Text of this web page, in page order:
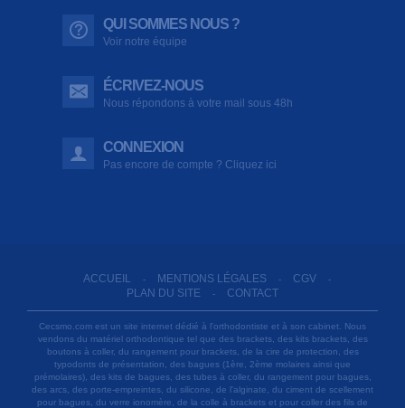
QUI SOMMES NOUS ?
Voir notre équipe
ÉCRIVEZ-NOUS
Nous répondons à votre mail sous 48h
CONNEXION
Pas encore de compte ? Cliquez ici
ACCUEIL - MENTIONS LÉGALES - CGV -
PLAN DU SITE - CONTACT
Cecsmo.com est un site internet dédié à l'orthodontiste et à son cabinet. Nous
vendons du matériel orthodontique tel que des brackets, des kits brackets, des
boutons à coller, du rangement pour brackets, de la cire de protection, des
typodonts de présentation, des bagues (1ère, 2ème molaires ainsi que
prémolaires), des kits de bagues, des tubes à coller, du rangement pour bagues,
des arcs, des porte-empreintes, du silicone, de l'alginate, du ciment de scellement
pour bagues, du verre ionomère, de la colle à brackets et pour coller des fils de